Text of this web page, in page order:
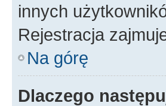
innych
Rejestracja
Na górę
Dlaczego